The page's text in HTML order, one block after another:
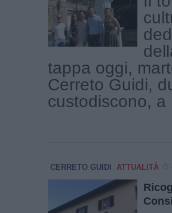
tappa oggi,
Cerreto Guidi,
custodiscono, a
CERRETO GUIDI ATTUALITÀ